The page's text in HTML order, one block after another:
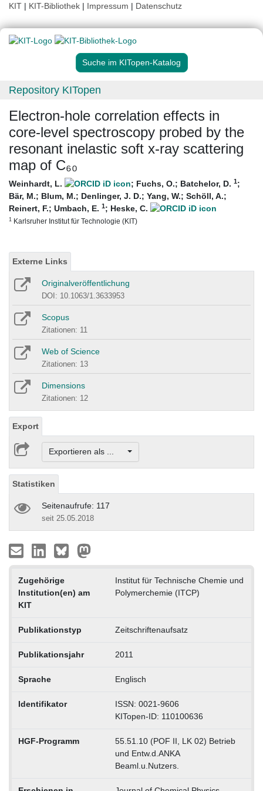
KIT | KIT-Bibliothek | Impressum | Datenschutz
Suche im KITopen-Katalog
Repository KITopen
Electron-hole correlation effects in
core-level spectroscopy probed by the
resonant inelastic soft x-ray scattering
map of C₆₀
Weinhardt, L. ; Fuchs, O.; Batchelor, D. 1;
Bär, M.; Blum, M.; Denlinger, J. D.; Yang, W.; Schöll, A.;
Reinert, F.; Umbach, E. 1; Heske, C.
1 Karlsruher Institut für Technologie (KIT)
Externe Links
Originalveröffentlichung
DOI: 10.1063/1.3633953
Scopus
Zitationen: 11
Web of Science
Zitationen: 13
Dimensions
Zitationen: 12
Export
Exportieren als ...
Statistiken
Seitenaufrufe: 117
seit 25.05.2018
Zugehörige
Institution(en) am
KIT
Institut für Technische Chemie und
Polymerchemie (ITCP)
Publikationstyp Zeitschriftenaufsatz
Publikationsjahr 2011
Sprache Englisch
Identifikator
ISSN: 0021-9606
KITopen-ID: 110100636
HGF-Programm
55.51.10 (POF II, LK 02) Betrieb
und Entw.d.ANKA
Beaml.u.Nutzers.